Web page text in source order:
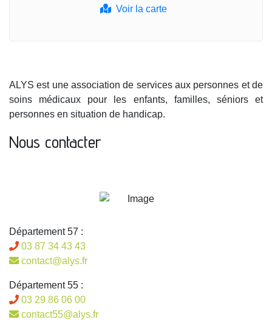
Voir la carte
ALYS est une association de services aux personnes et de
soins médicaux pour les enfants, familles, séniors et
personnes en situation de handicap.
Nous contacter
Département 57 :
03 87 34 43 43
contact@alys.fr
Département 55 :
03 29 86 06 00
contact55@alys.fr